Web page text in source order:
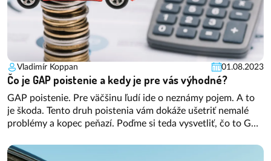
Vladimír Koppan 01.08.2023
Čo je GAP poistenie a kedy je pre vás výhodné?
GAP poistenie. Pre väčšinu ľudí ide o neznámy pojem. A to
je škoda. Tento druh poistenia vám dokáže ušetriť nemalé
problémy a kopec peňazí. Poďme si teda vysvetliť, čo to GAP
investovať.